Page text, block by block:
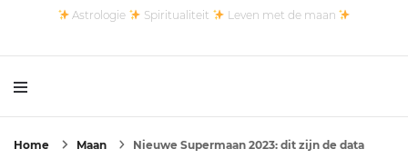
Astrologie Spiritualiteit Leven met de maan
Home Maan Nieuwe Supermaan 2023: dit zijn de data